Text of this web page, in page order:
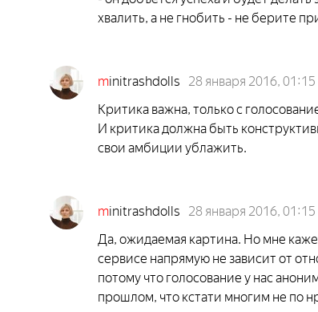
хвалить, а не гнобить - не берите
minitrashdolls 28 января 2016, 01:15
Критика важна, только с
И критика должна быть
свои амбиции ублажить.
minitrashdolls 28 января 2016, 01:15
Да, ожидаемая картина. Но мне
сервисе напрямую не зависит от
потому что голосование у нас
прошлом, что кстати многим не по